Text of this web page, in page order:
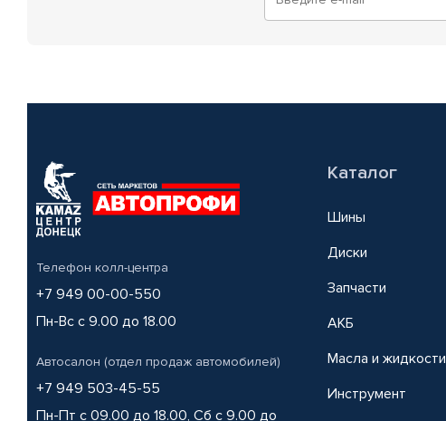
Телефон колл-центра
+7 949 00-00-550
Пн-Вс с 9.00 до 18.00
Автосалон (отдел продаж автомобилей)
+7 949 503-45-55
Пн-Пт с 09.00 до 18.00, Сб с 9.00 до
Каталог
Шины
Диски
Запчасти
АКБ
Масла и жидкости
Инструмент